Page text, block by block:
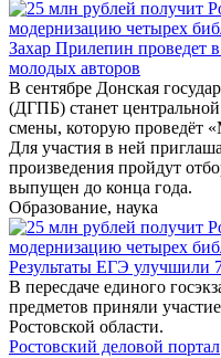
Захар Прилепин проведет
молодых авторов
В сентябре Донская
(ДГПБ) станет
смены, которую проведёт
Для участия в ней
произведения пройдут
выпущен до конца года.
Образование, наука
Результаты ЕГЭ улучшили
В пересдаче единого
предметов приняли
Ростовской области.
Ростовский деловой портал